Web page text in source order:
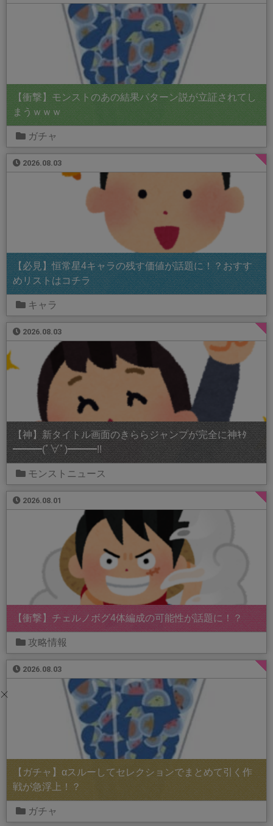
【衝撃】モンストのあの結果パターン説が立証されてし
まうｗｗｗ
ガチャ
2026.08.03
【必見】恒常星4キャラの残す価値が話題に！？おすす
めリストはコチラ
キャラ
2026.08.03
【神】新タイトル画面のきららジャンプが完全に神ｷﾀ
━━━(ﾟ∀ﾟ)━━━!!
モンストニュース
2026.08.01
【衝撃】チェルノボグ4体編成の可能性が話題に！？
攻略情報
2026.08.03
【ガチャ】αスルーしてセレクションでまとめて引く作
戦が急浮上！？
ガチャ